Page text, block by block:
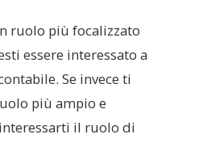
ruolo più focalizzato
essere interessato a
Se invece ti
più ampio e
il ruolo di